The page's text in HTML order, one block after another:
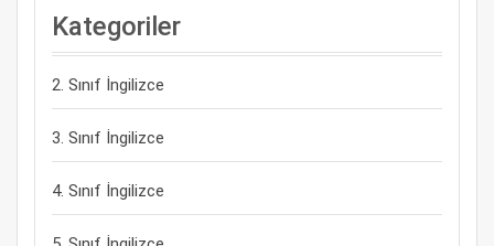
Kategoriler
2. Sınıf İngilizce
3. Sınıf İngilizce
4. Sınıf İngilizce